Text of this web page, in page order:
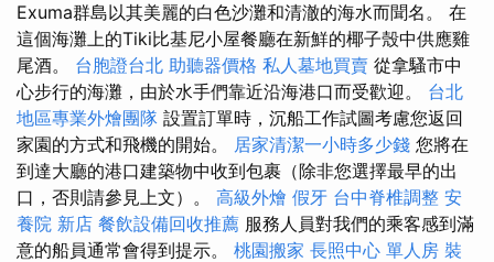
Exuma群島以其美麗的白色沙灘和清澈的海水而聞名。 在
這個海灘上的Tiki比基尼小屋餐廳在新鮮的椰子殼中供應雞
尾酒。 台胞證台北 助聽器價格 私人墓地買賣 從拿騷市中
心步行的海灘，由於水手們靠近沿海港口而受歡迎。 台北
地區專業外燴團隊 設置訂單時，沉船工作試圖考慮您返回
家園的方式和飛機的開始。 居家清潔一小時多少錢 您將在
到達大廳的港口建築物中收到包裹（除非您選擇最早的出
口，否則請參見上文）。 高級外燴 假牙 台中脊椎調整 安
養院 新店 餐飲設備回收推薦 服務人員對我們的乘客感到滿
意的船員通常會得到提示。 桃園搬家 長照中心 單人房 裝